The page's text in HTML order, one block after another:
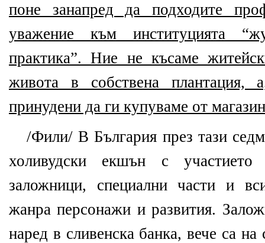
поне занапред да подходите
уважение към институцията
практика”. Ние не късаме
живота в собствена
принудени да ги купуваме от
/Фили/ В България през тази
холивудски екшън с
заложници, специални части и
жанра персонажи и развития.
наред в сливенска банка, вече са на